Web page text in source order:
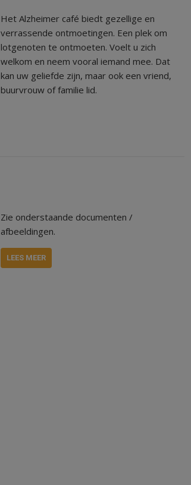
Het Alzheimer café biedt gezellige en
verrassende ontmoetingen. Een plek om
lotgenoten te ontmoeten. Voelt u zich
welkom en neem vooral iemand mee. Dat
kan uw geliefde zijn, maar ook een vriend,
buurvrouw of familie lid.
Zie onderstaande documenten /
afbeeldingen.
LEES MEER